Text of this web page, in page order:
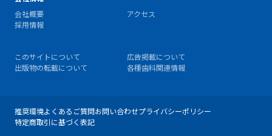
会社概要
アクセス
採用情報
このサイトについて
広告掲載について
出版物の転載について
各種歯科関連情報
推奨環境よくあるご質問お問い合わせプライバシーポリシー
特定商取引に基づく表記